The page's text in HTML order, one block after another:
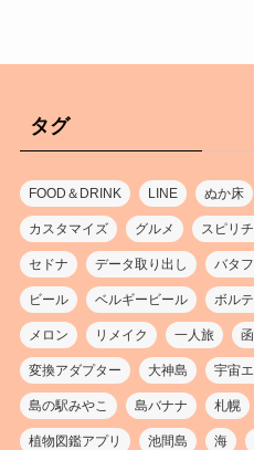
タグ
FOOD＆DRINK LINE ぬか床
カスタマイズ グルメ スピリ
セドナ データ取り出し バタ
ビール ベルギービール ボル
メロン リメイク 一人旅
変換アダプター 大神島 宇宙
島の駅みやこ 島バナナ 札幌
植物図鑑アプリ 池間島 海